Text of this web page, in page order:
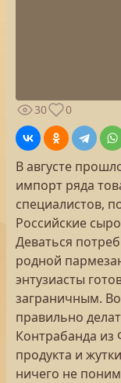
30
0
В августе
импорт ряда
специалистов,
Российские
Деваться
родной
энтузиасты
заграничным.
правильно
Контрабанда из
продукта и
ничего не